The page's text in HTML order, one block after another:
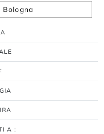
Bologna
A :